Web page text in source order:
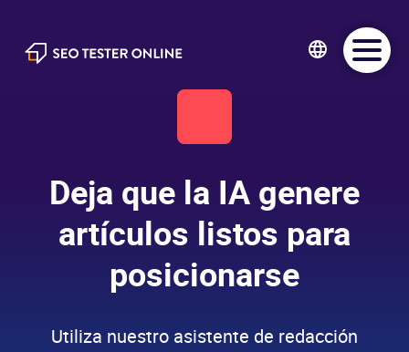
Deja que la IA genere
artículos listos para
posicionarse
Utiliza nuestro asistente de redacción